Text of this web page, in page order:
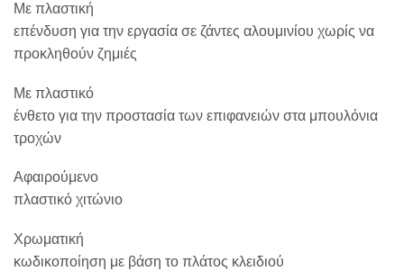
Με πλαστική
επένδυση για την εργασία σε ζάντες αλουμινίου χωρίς να
προκληθούν ζημιές
Με πλαστικό
ένθετο για την προστασία των επιφανειών στα μπουλόνια
τροχών
Αφαιρούμενο
πλαστικό χιτώνιο
Χρωματική
κωδικοποίηση με βάση το πλάτος κλειδιού